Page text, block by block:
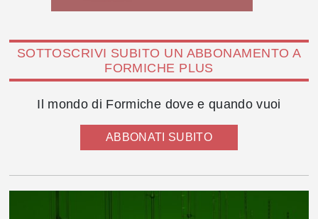
SOTTOSCRIVI SUBITO UN ABBONAMENTO A
FORMICHE PLUS
Il mondo di Formiche dove e quando vuoi
ABBONATI SUBITO